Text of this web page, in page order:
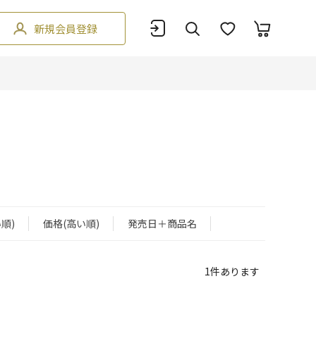
新規会員登録
) 価格(高い順) 発売日＋商品名
1件あります